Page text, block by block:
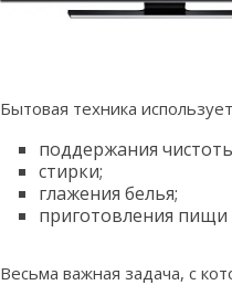
Бытовая техника
поддержания
стирки;
глажения белья;
приготовления пищи
Весьма важная задача, с